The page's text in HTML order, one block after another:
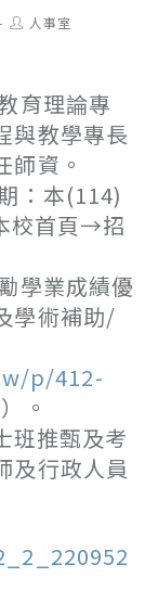
Post人事室
育理論專
與教學專長
師資。
：本(114)
校首頁→招
學業成績優
學術補助/
p/412-
）。
班推甄及考
及行政人員